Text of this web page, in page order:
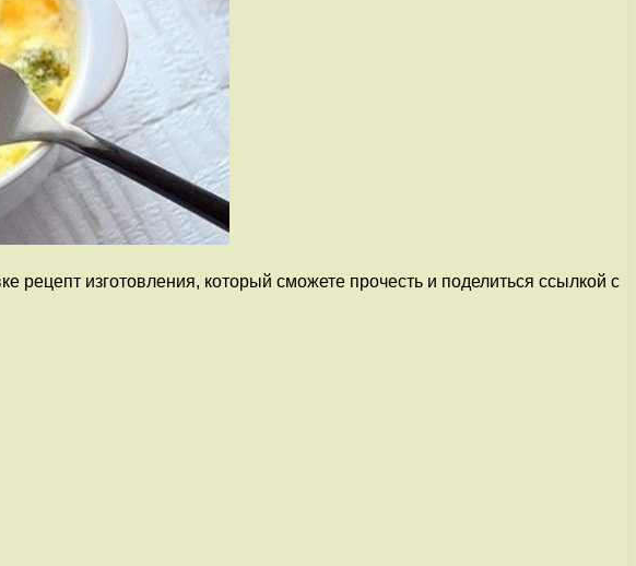
изготовления, который сможете прочесть и поделиться ссылкой с